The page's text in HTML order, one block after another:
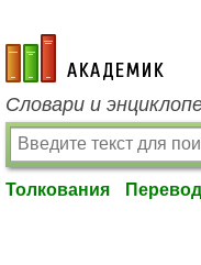
academic.ru
Словари и
Толкования